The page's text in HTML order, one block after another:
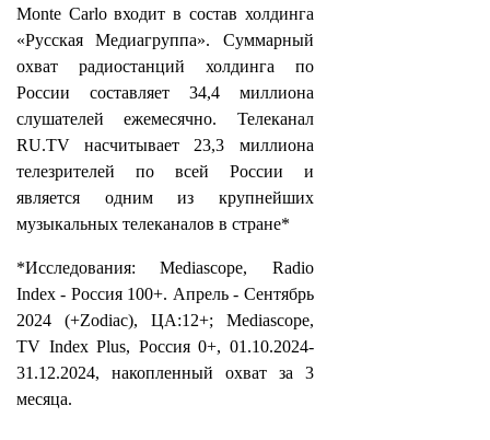
Monte Carlo входит в состав холдинга
«Русская Медиагруппа». Суммарный
охват радиостанций холдинга по
России составляет 34,4 миллиона
слушателей ежемесячно. Телеканал
RU.TV насчитывает 23,3 миллиона
телезрителей по всей России и
является одним из крупнейших
музыкальных телеканалов в стране*
*Исследования: Mediascope, Radio
Index - Россия 100+. Апрель - Сентябрь
2024 (+Zodiac), ЦА:12+; Mediascope,
TV Index Plus, Россия 0+, 01.10.2024-
31.12.2024, накопленный охват за 3
месяца.